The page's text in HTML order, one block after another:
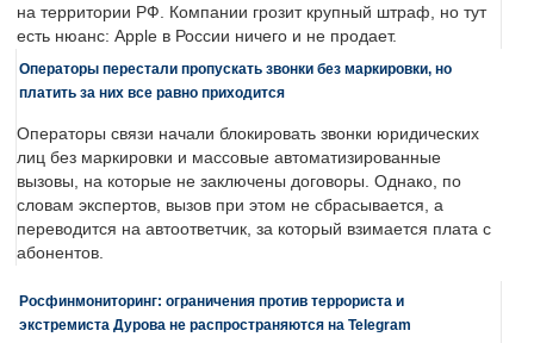
на территории РФ. Компании грозит крупный штраф, но тут
есть нюанс: Apple в России ничего и не продает.
Операторы перестали пропускать звонки без маркировки, но
платить за них все равно приходится
Операторы связи начали блокировать звонки юридических
лиц без маркировки и массовые автоматизированные
вызовы, на которые не заключены договоры. Однако, по
словам экспертов, вызов при этом не сбрасывается, а
переводится на автоответчик, за который взимается плата с
абонентов.
Росфинмониторинг: ограничения против террориста и
экстремиста Дурова не распространяются на Telegram